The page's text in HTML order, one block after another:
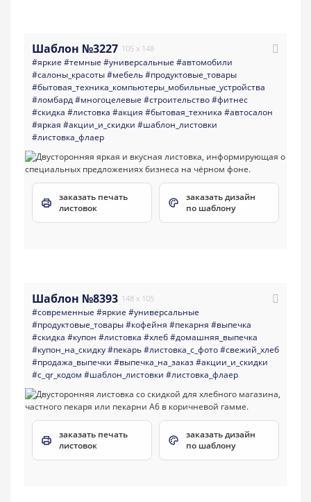
Шаблон №3227 105 x 148
#яркие #темные #универсальные #автомобили
#салоны_красоты#мебель#продуктовые_товары
#бытовая_техника_компьютеры_мобильные_устройства
#ломбард#многоцелевые #строительство#фитнес
#скидка #листовка #акция #бытовая_техника #автосалон
#яркая #акции_и_скидки #шаблон_листовки
#листовка_флаер
заказать печать
листовок
заказать дизайн
по шаблону
Шаблон №8393 148 x 105
#современные #яркие #универсальные
#продуктовые_товары#кофейня #пекарня #выпечка
#скидка #купон #листовка #хлеб#домашняя_выпечка
#купон_на_скидку#пекарь#листовка_с_фото#свежий_хлеб
#продажа_выпечки #выпечка_на_заказ#акции_и_скидки
#с_qr_кодом #шаблон_листовки #листовка_флаер
заказать печать
листовок
заказать дизайн
по шаблону